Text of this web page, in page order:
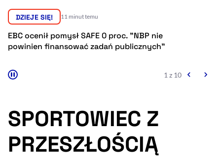
Ułatwienia dostępności wspierają:
Sprawdź, jak i dlaczego zwiększamy dostępność, otwiera się w nowym
DZIEJE SIĘ! 11 minut temu
EBC ocenił pomysł SAFE 0 proc. "NBP nie
powinien finansować zadań publicznych"
1 z 10
SPORTOWIEC Z
PRZESZŁOŚCIĄ